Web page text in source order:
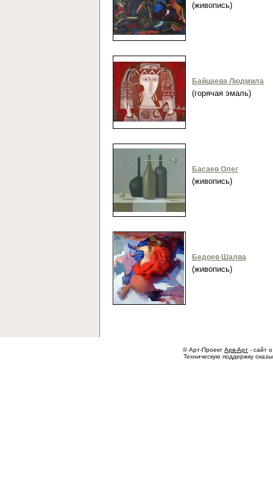
(живопись)
Байцаева Людмила
(горячая эмаль)
Басаев Олег
(живопись)
Бедоев Шалва
(живопись)
© Арт-Проект Арв-Арт - сайт
Техническую поддержку